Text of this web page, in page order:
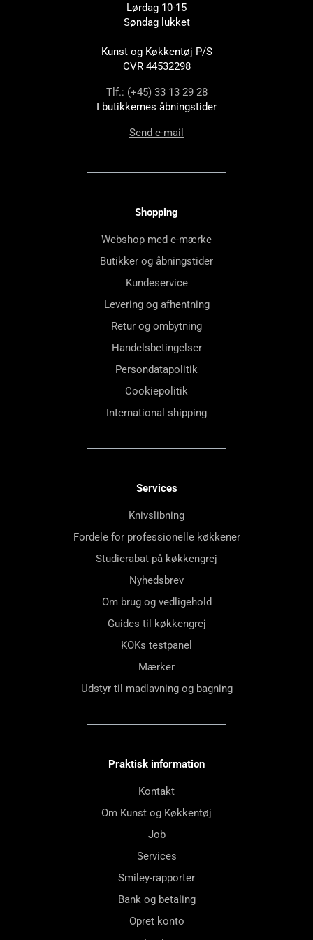
Lørdag 10-15
Søndag lukket
Kunst og Køkkentøj P/S
CVR 44532298
Tlf.: (+45) 33 13 29 28
I butikkernes åbningstider
Send e-mail
Shopping
Webshop med e-mærke
Butikker og åbningstider
Kundeservice
Levering og afhentning
Retur og ombytning
Handelsbetingelser
Persondatapolitik
Cookiepolitik
International shipping
Services
Knivslibning
Fordele for professionelle køkkener
Studierabat på køkkengrej
Nyhedsbrev
Om brug og vedligehold
Guides til køkkengrej
KOKs testpanel
Mærker
Udstyr til madlavning og bagning
Praktisk information
Kontakt
Om Kunst og Køkkentøj
Job
Services
Smiley-rapporter
Bank og betaling
Opret konto